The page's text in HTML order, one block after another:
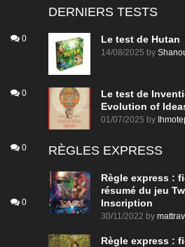
0
0
0
0
DERNIERS TESTS
Le test de Hutan
14/08/2025 by
Le test de
Evolution of
01/07/2025 by
RÈGLES EXPRESS
Règle express :
résumé du jeu
Inscription
30/11/2022 by
Règle express :